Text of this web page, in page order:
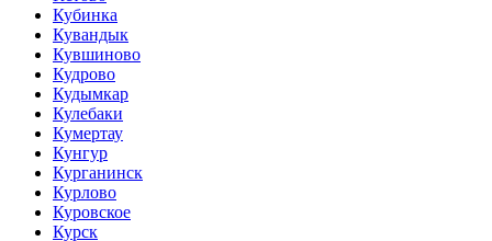
Кубинка
Кувандык
Кувшиново
Кудрово
Кудымкар
Кулебаки
Кумертау
Кунгур
Курганинск
Курлово
Куровское
Курск